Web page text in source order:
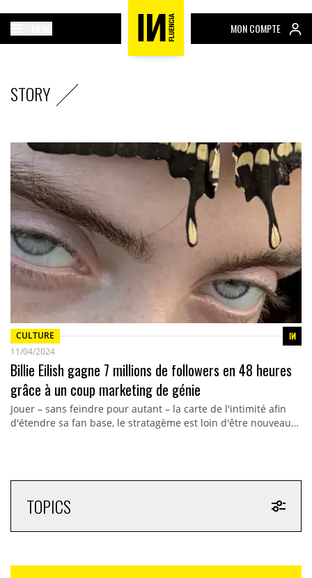
MON COMPTE
STORY
CULTURE
11/04/2024
Billie Eilish gagne 7 millions de followers en 48 heures
grâce à un coup marketing de génie
Jouer – sans feindre pour autant – la carte de l'intimité afin
d'étendre sa fan base, le stratagème est loin d'être nouveau…
TOPICS